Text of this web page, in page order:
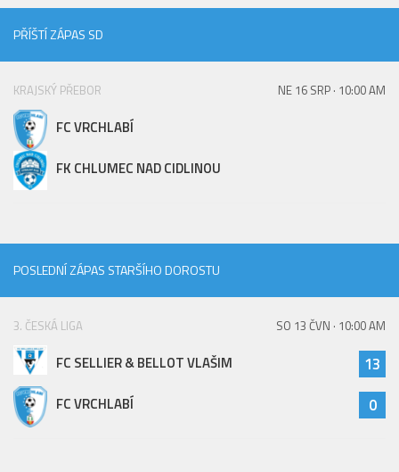
PŘÍŠTÍ ZÁPAS SD
KRAJSKÝ PŘEBOR NE 16 SRP · 10:00 AM
FC VRCHLABÍ
FK CHLUMEC NAD CIDLINOU
POSLEDNÍ ZÁPAS STARŠÍHO DOROSTU
3. ČESKÁ LIGA SO 13 ČVN · 10:00 AM
FC SELLIER & BELLOT VLAŠIM 13
FC VRCHLABÍ 0